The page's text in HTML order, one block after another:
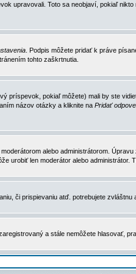
upravovali. Toto sa neobjaví, pokiaľ
. Podpis môžete pridať k práve
tohto zaškrtnutia.
príspevok, pokiaľ môžete) mali by ste
názov otázky a kliknite na Pridať
alebo administrátorom.
urobiť len moderátor alebo administrátor.
či prispievaniu atď. potrebujete
a stále nemôžete hlasovať,